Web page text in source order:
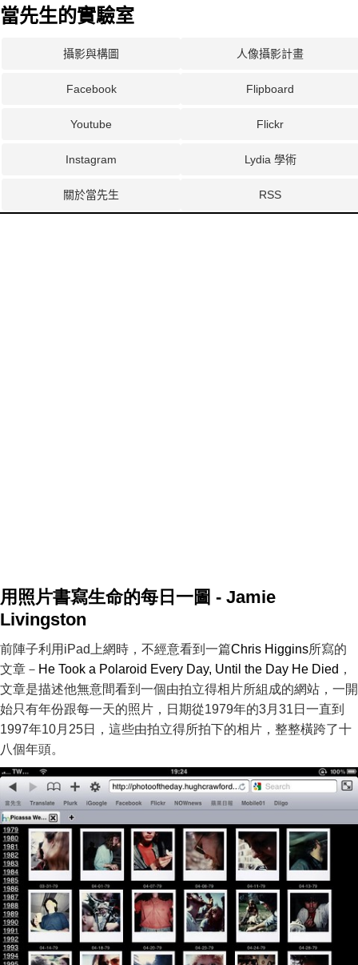
當先生的實驗室
攝影與構圖 人像攝影計畫
Facebook Flipboard
Youtube Flickr
Instagram Lydia 學術
關於當先生 RSS
用照片書寫生命的每日一圖 - Jamie
Livingston
前陣子利用iPad上網時，不經意看到一篇Chris Higgins所寫的
文章－ He Took a Polaroid Every Day, Until the Day He Died ，
文章是描述他無意間看到一個由拍立得相片所組成的網站，一開
始只有年份跟每一天的照片，日期從1979年的3月31日一直到
1997年10月25日，這些由拍立得所拍下的相片，整整橫跨了十
八個年頭。